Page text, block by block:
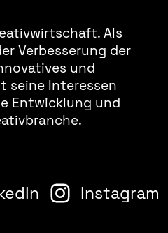
Als
Verbesserung der
und
seine Interessen
Entwicklung und
Instagram